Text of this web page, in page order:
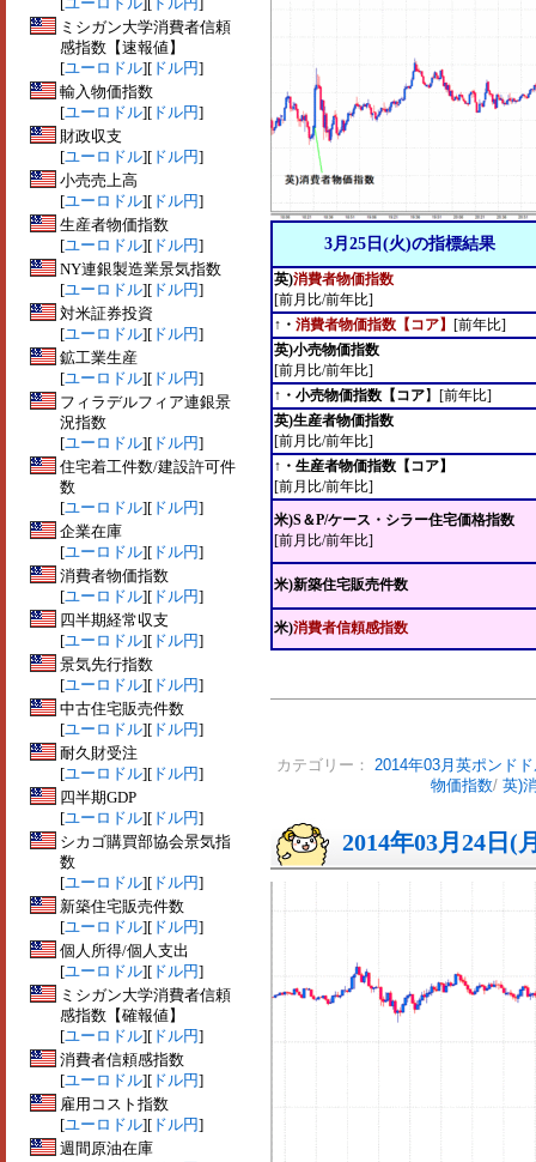
ミシガン大学消費者信頼
感指数【速報値】
[ユーロドル][ ドル円]
輸入物価指数
[ユーロドル][ ドル円]
財政収支
[ユーロドル][ ドル円]
小売売上高
[ユーロドル][ ドル円]
生産者物価指数
[ユーロドル][ ドル円]
NY連銀製造業景気指数
[ユーロドル][ ドル円]
対米証券投資
[ユーロドル][ ドル円]
鉱工業生産
[ユーロドル][ ドル円]
フィラデルフィア連銀景
況指数
[ユーロドル][ ドル円]
住宅着工件数/建設許可件
数
[ユーロドル][ ドル円]
企業在庫
[ユーロドル][ ドル円]
消費者物価指数
[ユーロドル][ ドル円]
四半期経常収支
[ユーロドル][ ドル円]
景気先行指数
[ユーロドル][ ドル円]
中古住宅販売件数
[ユーロドル][ ドル円]
耐久財受注
[ユーロドル][ ドル円]
四半期GDP
[ユーロドル][ ドル円]
シカゴ購買部協会景気指
数
[ユーロドル][ ドル円]
新築住宅販売件数
[ユーロドル][ ドル円]
個人所得/個人支出
[ユーロドル][ ドル円]
ミシガン大学消費者信頼
感指数【確報値】
[ユーロドル][ ドル円]
消費者信頼感指数
[ユーロドル][ ドル円]
雇用コスト指数
[ユーロドル][ ドル円]
週間原油在庫
3月25日(火)の指標結果
英)消費者物価指数
[前月比/前年比]
↑・ 消費者物価指数【コア】 [前年比]
英)小売物価指数
[前月比/前年比]
↑・小売物価指数【コア】[前年比]
英)生産者物価指数
[前月比/前年比]
↑・生産者物価指数【コア】
[前月比/前年比]
米)S＆P/ケース・シラー住宅価格指数
[前月比/前年比]
米)新築住宅販売件数
米)消費者信頼感指数
カテゴリー： 2014年03月英ポンド
物価指数/ 英)
2014年03月24日(